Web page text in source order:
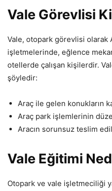
Vale Görevlisi
Vale, otopark görevlisi olarak
işletmelerinde, eğlence
otellerde çalışan kişilerdir.
şöyledir:
Araç ile gelen konukların
Araç park işlemlerinin
Aracın sorunsuz teslim
Vale Eğitimi
Otopark ve vale işletmeciliği